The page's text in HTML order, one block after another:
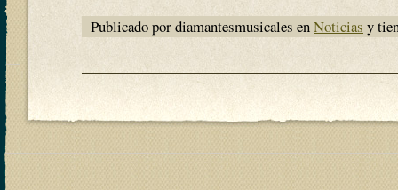
Publicado por diamantesmusicales enNoticias y